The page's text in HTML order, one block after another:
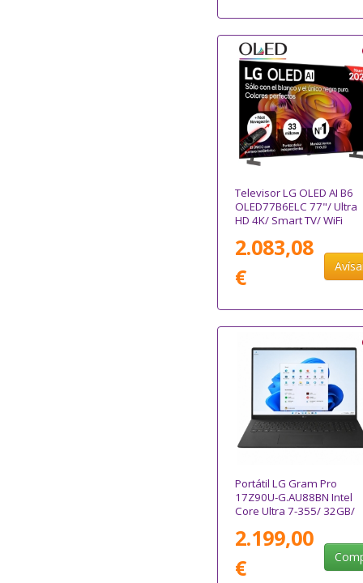
Televisor LG OLED AI B6
OLED77B6ELC 77"/ Ultra
HD 4K/ Smart TV/ WiFi
2.083,08
€
Portátil LG Gram Pro
17Z90U-G.AU88BN Intel
Core Ultra 7-355/ 32GB/
2.199,00
€